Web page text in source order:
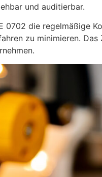
und auditierbar.
die regelmäßige
zu minimieren.